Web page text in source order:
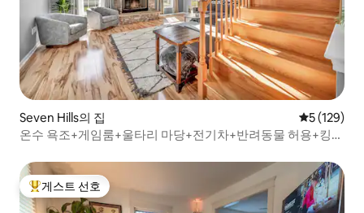
Seven Hills의 집 평점 5점(5
5 (129)
온수 욕조+게임룸+울타리 마당+전기차+반려동물 허용+킹사
상위 게스트 선호
게스트 선호